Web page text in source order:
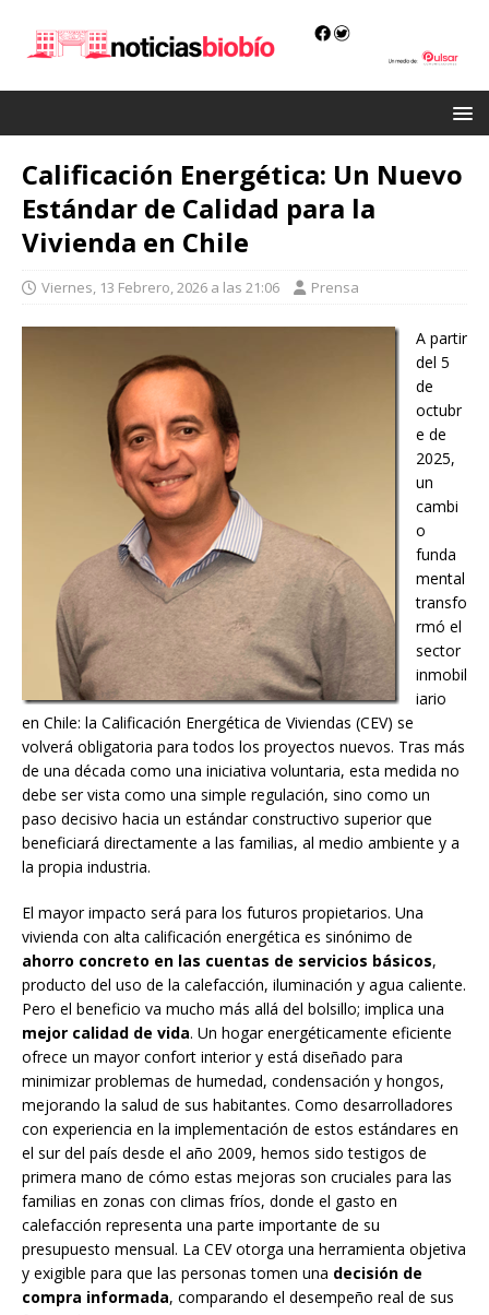
Calificación Energética: Un Nuevo
Estándar de Calidad para la
Vivienda en Chile
Viernes, 13 Febrero, 2026 a las 21:06 Prensa
A partir
del 5
de
octubr
e de
2025,
un
cambi
o
funda
mental
transfo
rmó el
sector
inmobil
iario
en Chile: la Calificación Energética de Viviendas (CEV) se
volverá obligatoria para todos los proyectos nuevos. Tras más
de una década como una iniciativa voluntaria, esta medida no
debe ser vista como una simple regulación, sino como un
paso decisivo hacia un estándar constructivo superior que
beneficiará directamente a las familias, al medio ambiente y a
la propia industria.
El mayor impacto será para los futuros propietarios. Una
vivienda con alta calificación energética es sinónimo de
ahorro concreto en las cuentas de servicios básicos,
producto del uso de la calefacción, iluminación y agua caliente.
Pero el beneficio va mucho más allá del bolsillo; implica una
mejor calidad de vida. Un hogar energéticamente eficiente
ofrece un mayor confort interior y está diseñado para
minimizar problemas de humedad, condensación y hongos,
mejorando la salud de sus habitantes. Como desarrolladores
con experiencia en la implementación de estos estándares en
el sur del país desde el año 2009, hemos sido testigos de
primera mano de cómo estas mejoras son cruciales para las
familias en zonas con climas fríos, donde el gasto en
calefacción representa una parte importante de su
presupuesto mensual. La CEV otorga una herramienta objetiva
y exigible para que las personas tomen una decisión de
compra informada, comparando el desempeño real de sus